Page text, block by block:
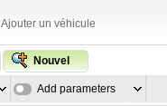
Ajouter un véhicule
Nouvel
Add parameters